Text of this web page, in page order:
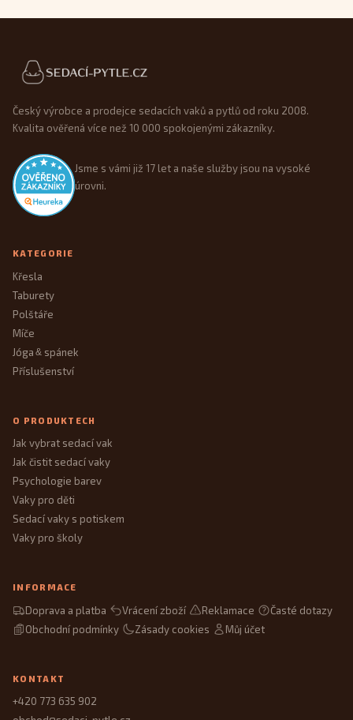
Patička webu
Český výrobce a prodejce sedacích vaků a pytlů od roku 2008.
Kvalita ověřená více než 10 000 spokojenými zákazníky.
Jsme s vámi již 17 let a naše služby jsou na vysoké
úrovni.
KATEGORIE
Křesla
Taburety
Polštáře
Míče
Jóga&spánek
Příslušenství
O PRODUKTECH
Jak vybrat sedací vak
Jak čistit sedací vaky
Psychologie barev
Vaky pro děti
Sedací vaky s potiskem
Vaky pro školy
INFORMACE
Doprava a platba Vrácení zboží Reklamace
Časté dotazy
Obchodní podmínky
Zásady cookies Můj účet
KONTAKT
+420 773 635 902